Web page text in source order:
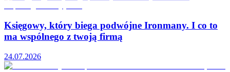
Księgowy, który biega podwójne Ironmany. I co to
ma wspólnego z twoją firmą
24.07.2026